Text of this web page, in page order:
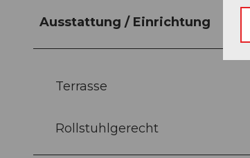
Ausstattung / Einrichtung
Terrasse
Rollstuhlgerecht